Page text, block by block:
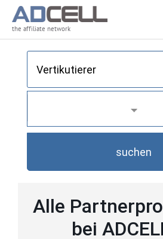
the affiliate network
suchen
Alle
bei